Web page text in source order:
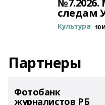
№7.2026.
следам
Культура 10
Партнеры
Фотобанк
журналистов РБ